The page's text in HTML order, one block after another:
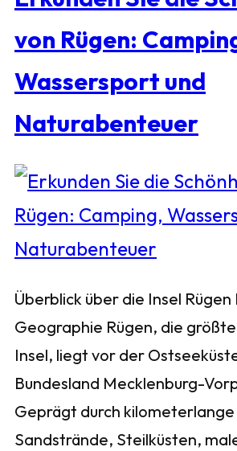
von Rügen:
Wassersport und
Naturabenteuer
Überblick über die Insel Rügen
Geographie Rügen, die
Insel, liegt vor der
Bundesland Mecklenburg-
Geprägt durch kilometerlange
Sandstrände, Steilküsten,